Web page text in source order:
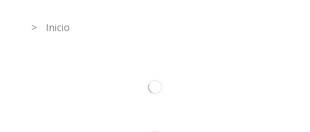
> Inicio